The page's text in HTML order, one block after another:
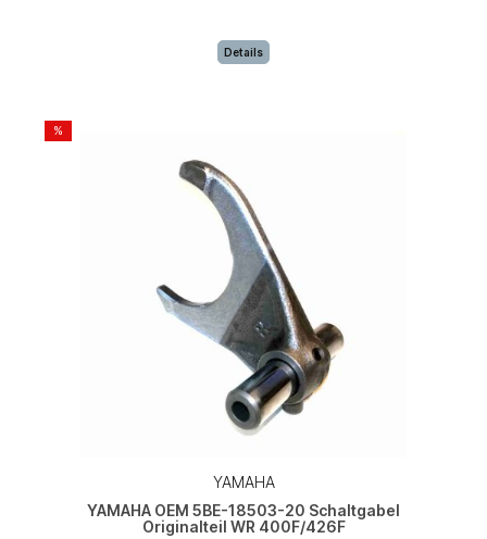
Details
%
YAMAHA
YAMAHA OEM 5BE-18503-20 Schaltgabel
Originalteil WR 400F/426F